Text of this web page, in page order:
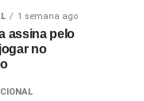
1 semana ago
assina pelo
no